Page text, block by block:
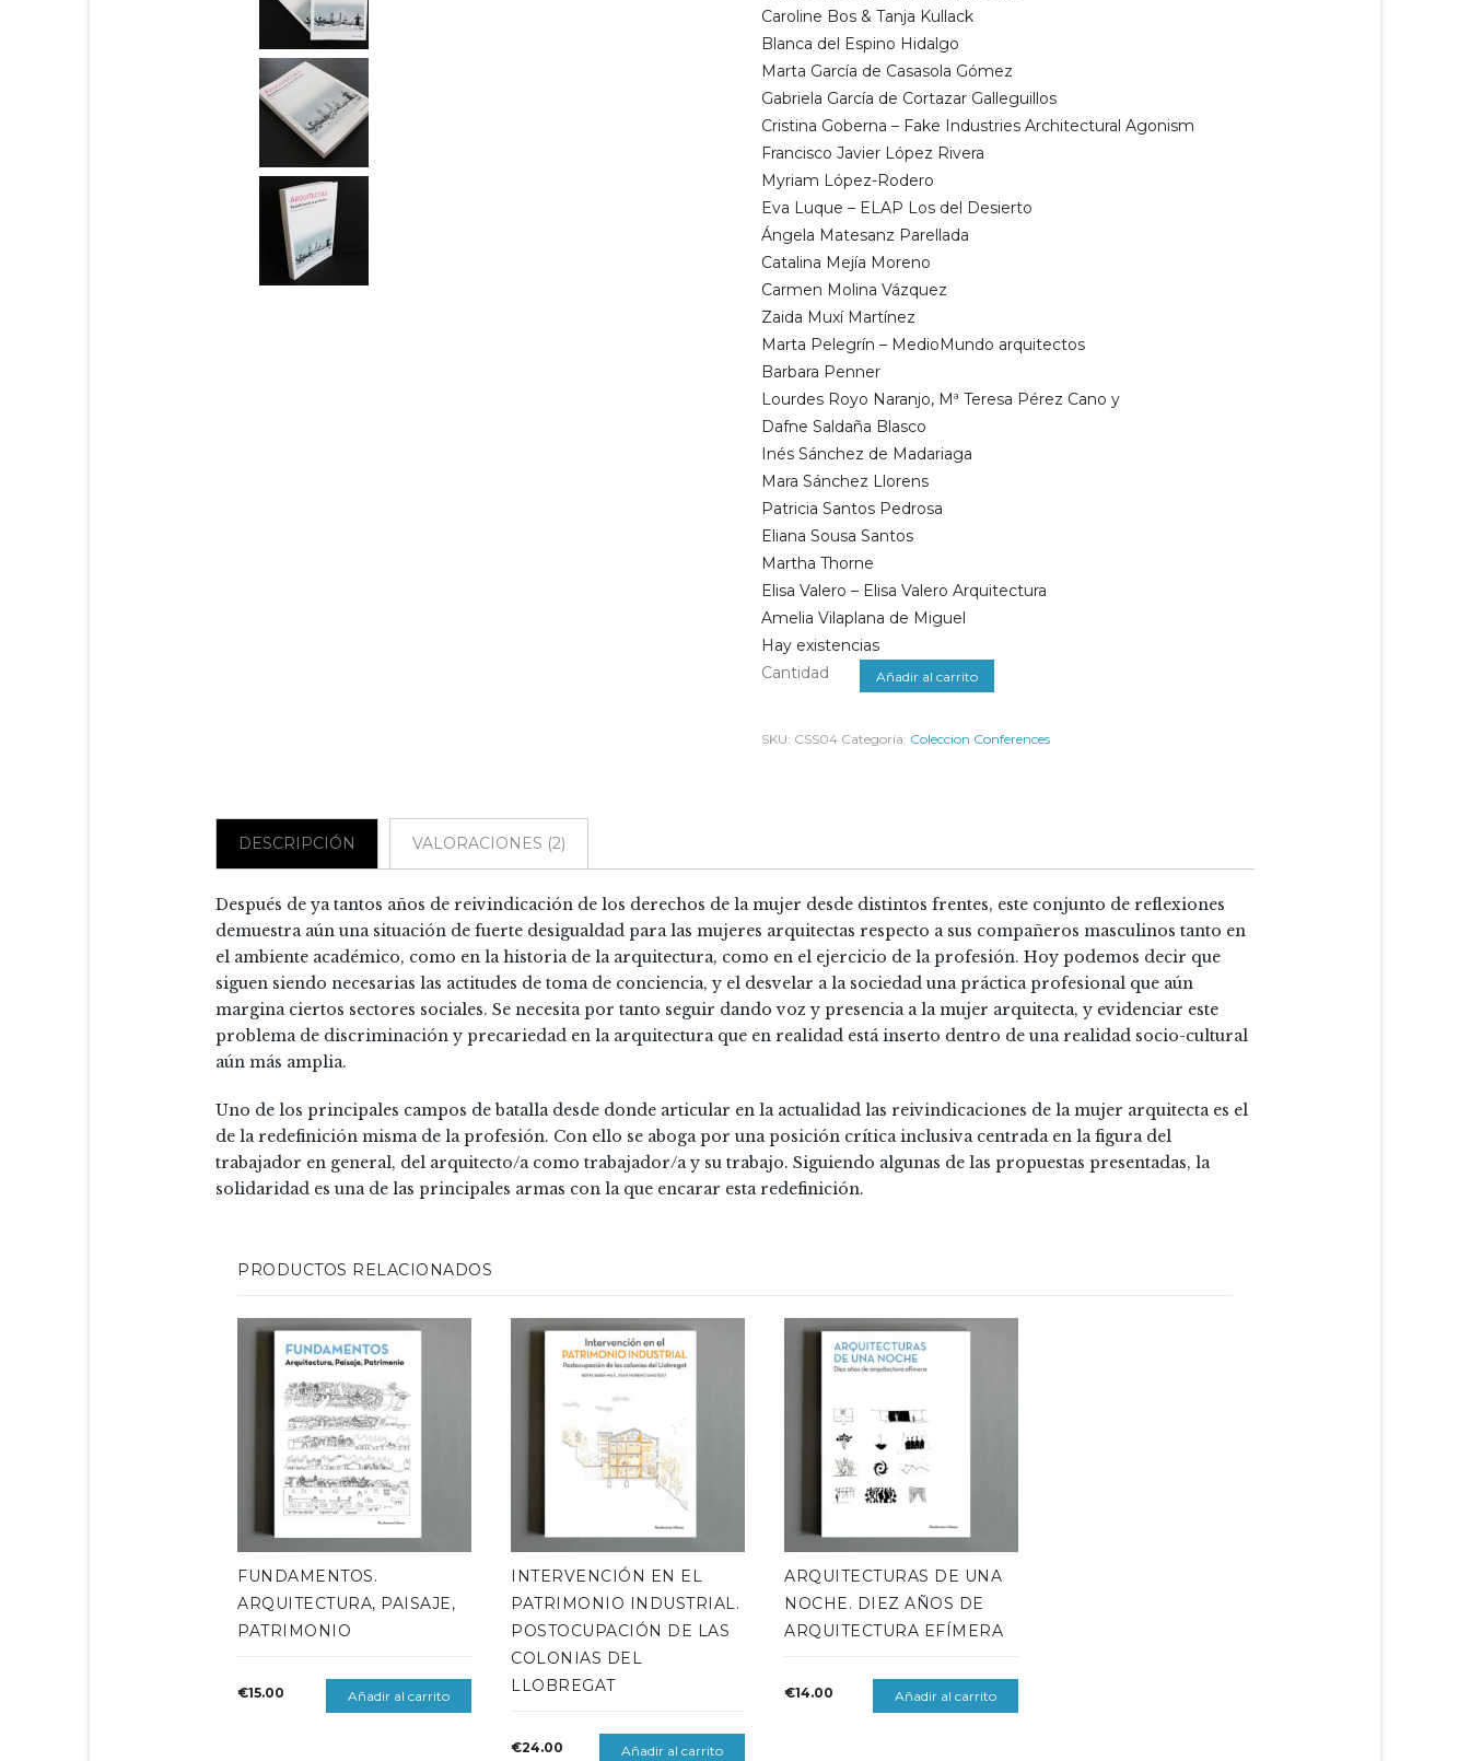
Caroline Bos & Tanja Kullack
Blanca del Espino Hidalgo
Marta García de Casasola Gómez
Gabriela García de Cortazar Galleguillos
Cristina Goberna – Fake Industries Architectural Agonism
Francisco Javier López Rivera
Myriam López-Rodero
Eva Luque – ELAP Los del Desierto
Ángela Matesanz Parellada
Catalina Mejía Moreno
Carmen Molina Vázquez
Zaida Muxí Martínez
Marta Pelegrín – MedioMundo arquitectos
Barbara Penner
Lourdes Royo Naranjo, Mª Teresa Pérez Cano y
Dafne Saldaña Blasco
Inés Sánchez de Madariaga
Mara Sánchez Llorens
Patricia Santos Pedrosa
Eliana Sousa Santos
Martha Thorne
Elisa Valero – Elisa Valero Arquitectura
Amelia Vilaplana de Miguel
Hay existencias
Cantidad
Añadir al carrito
SKU: CSS04 Categoría: Coleccion Conferences
DESCRIPCIÓN VALORACIONES (2)
Después de ya tantos años de reivindicación de los derechos de la mujer desde distintos frentes, este conjunto de reflexiones
demuestra aún una situación de fuerte desigualdad para las mujeres arquitectas respecto a sus compañeros masculinos tanto en
el ambiente académico, como en la historia de la arquitectura, como en el ejercicio de la profesión. Hoy podemos decir que
siguen siendo necesarias las actitudes de toma de conciencia, y el desvelar a la sociedad una práctica profesional que aún
margina ciertos sectores sociales. Se necesita por tanto seguir dando voz y presencia a la mujer arquitecta, y evidenciar este
problema de discriminación y precariedad en la arquitectura que en realidad está inserto dentro de una realidad socio-cultural
aún más amplia.
Uno de los principales campos de batalla desde donde articular en la actualidad las reivindicaciones de la mujer arquitecta es el
de la redefinición misma de la profesión. Con ello se aboga por una posición crítica inclusiva centrada en la figura del
trabajador en general, del arquitecto/a como trabajador/a y su trabajo. Siguiendo algunas de las propuestas presentadas, la
solidaridad es una de las principales armas con la que encarar esta redefinición.
PRODUCTOS RELACIONADOS
FUNDAMENTOS.
ARQUITECTURA, PAISAJE,
PATRIMONIO
€15.00 Añadir al carrito
INTERVENCIÓN EN EL
PATRIMONIO INDUSTRIAL.
POSTOCUPACIÓN DE LAS
COLONIAS DEL
LLOBREGAT
€24.00 Añadir al carrito
ARQUITECTURAS DE UNA
NOCHE. DIEZ AÑOS DE
ARQUITECTURA EFÍMERA
€14.00 Añadir al carrito